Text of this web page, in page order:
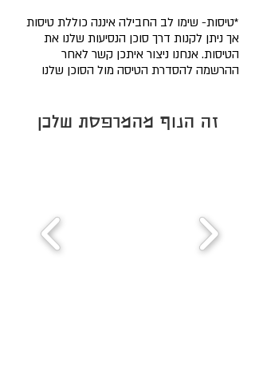
*טיסות- שימו לב החבילה איננה כוללת טיסות
אך ניתן לקנות דרך סוכן הנסיעות שלנו את
הטיסות. אנחנו ניצור איתכן קשר לאחר
ההרשמה להסדרת הטיסה מול הסוכן שלנו
זה הנוף מהמרפסת שלכן